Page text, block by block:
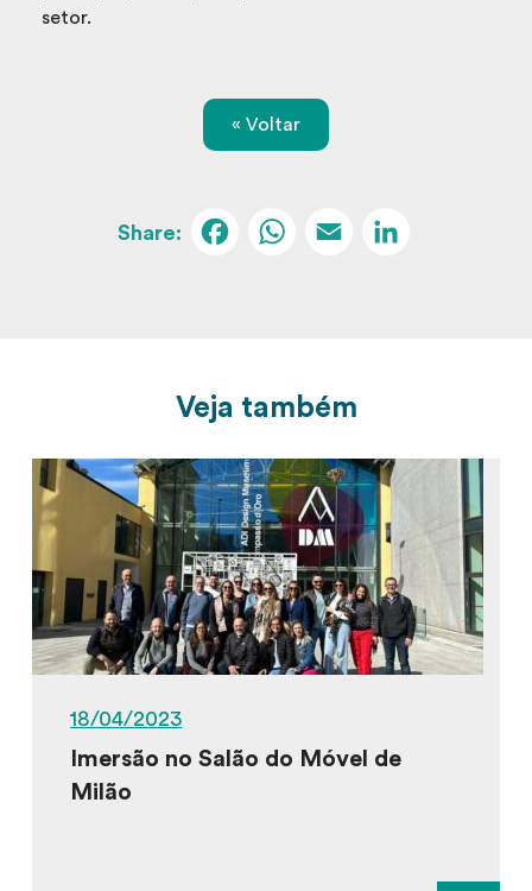
setor.
« Voltar
Facebook
WhatsApp
Email
Veja também
18/04/2023
Imersão no Salão do Móvel de
Milão